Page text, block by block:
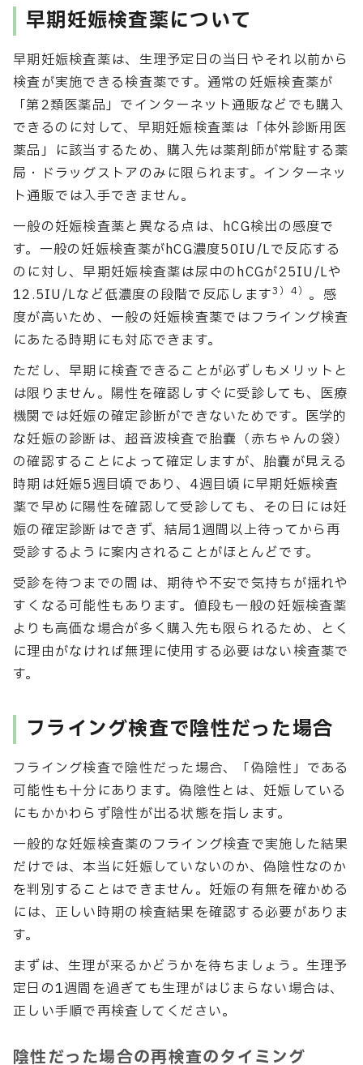
早期妊娠検査薬について
早期妊娠検査薬は、生理予定日の当日やそれ以前から
検査が実施できる検査薬です。通常の妊娠検査薬が
「第2類医薬品」でインターネット通販などでも購入
できるのに対して、早期妊娠検査薬は「体外診断用医
薬品」に該当するため、購入先は薬剤師が常駐する薬
局・ドラッグストアのみに限られます。インターネッ
ト通販では入手できません。
一般の妊娠検査薬と異なる点は、hCG検出の感度で
す。一般の妊娠検査薬がhCG濃度50IU/Lで反応する
のに対し、早期妊娠検査薬は尿中のhCGが25IU/Lや
12.5IU/Lなど低濃度の段階で反応します3）4） 。感
度が高いため、一般の妊娠検査薬ではフライング検査
にあたる時期にも対応できます。
ただし、早期に検査できることが必ずしもメリットと
は限りません。陽性を確認しすぐに受診しても、医療
機関では妊娠の確定診断ができないためです。医学的
な妊娠の診断は、超音波検査で胎嚢（赤ちゃんの袋）
の確認することによって確定しますが、胎嚢が見える
時期は妊娠5週目頃であり、4週目頃に早期妊娠検査
薬で早めに陽性を確認して受診しても、その日には妊
娠の確定診断はできず、結局1週間以上待ってから再
受診するように案内されることがほとんどです。
受診を待つまでの間は、期待や不安で気持ちが揺れや
すくなる可能性もあります。値段も一般の妊娠検査薬
よりも高価な場合が多く購入先も限られるため、とく
に理由がなければ無理に使用する必要はない検査薬で
す。
フライング検査で陰性だった場合
フライング検査で陰性だった場合、「偽陰性」である
可能性も十分にあります。偽陰性とは、妊娠している
にもかかわらず陰性が出る状態を指します。
一般的な妊娠検査薬のフライング検査で実施した結果
だけでは、本当に妊娠していないのか、偽陰性なのか
を判別することはできません。妊娠の有無を確かめる
には、正しい時期の検査結果を確認する必要がありま
す。
まずは、生理が来るかどうかを待ちましょう。生理予
定日の1週間を過ぎても生理がはじまらない場合は、
正しい手順で再検査してください。
陰性だった場合の再検査のタイミング